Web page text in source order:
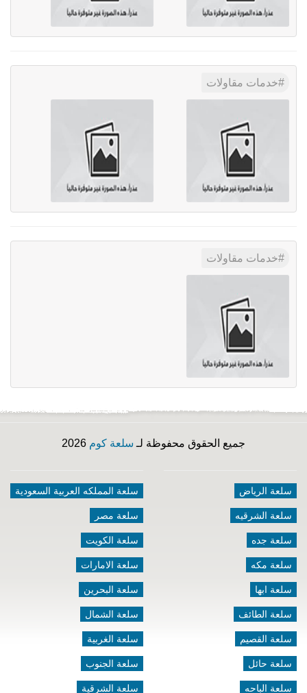
خدمات مقاولات
خدمات مقاولات
جميع الحقوق محفوظة لـ سلعة كوم
سلعة الرياض
سلعة الشرقيه
سلعة جده
سلعة مكه
سلعة ابها
سلعة الطائف
سلعة القصيم
سلعة حائل
سلعة الباحه
سلعة المملكه العربية السعودية
سلعة مصر
سلعة الكويت
سلعة الامارات
سلعة البحرين
سلعة الشمال
سلعة الغربية
سلعة الجنوب
سلعة الشرقية